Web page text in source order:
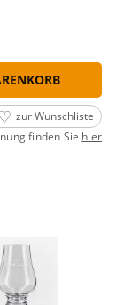
zur Wunschliste
finden Sie hier